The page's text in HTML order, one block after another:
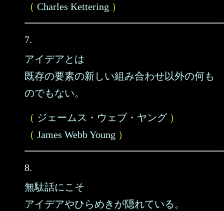
（ Charles Kettering ）
7.
アイデアとは
既存の要素の新しい組み合わせ以外の何も
のでもない。
（ ジェームス・ウェブ・ヤング）
（ James Webb Young ）
8.
無駄話にこそ
アイデアやひらめきが隠れている。